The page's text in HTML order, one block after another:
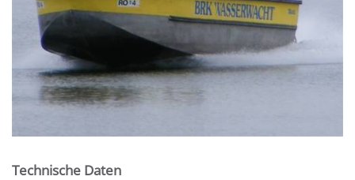
Technische Daten